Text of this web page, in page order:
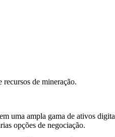
recursos de mineração.
uma ampla gama de ativos
opções de negociação.